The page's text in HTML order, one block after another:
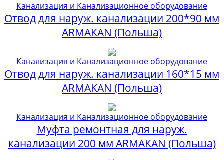
Канализация и Канализационное оборудование
Отвод для наруж. канализации 200*90 мм
ARMAKAN (Польша)
Канализация и Канализационное оборудование
Отвод для наруж. канализации 160*15 мм
ARMAKAN (Польша)
Канализация и Канализационное оборудование
Муфта ремонтная для наруж.
канализации 200 мм ARMAKAN (Польша)